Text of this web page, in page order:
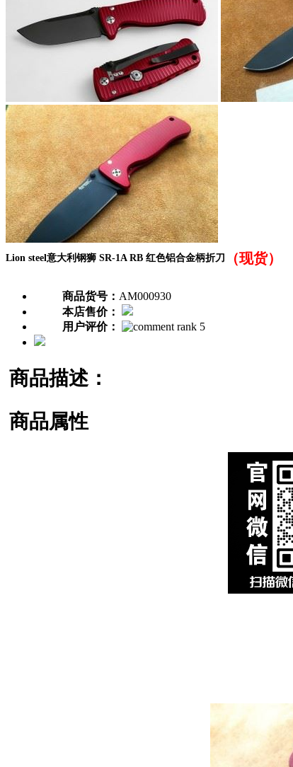
Lion steel意大利钢狮 SR-1A RB 红色铝合金柄折刀 （现货）
商品货号： AM000930
本店售价：
用户评价：
商品描述：
商品属性